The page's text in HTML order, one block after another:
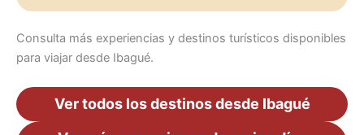
Consulta más experiencias y destinos turísticos disponibles
para viajar desde Ibagué.
Ver todos los destinos desde Ibagué